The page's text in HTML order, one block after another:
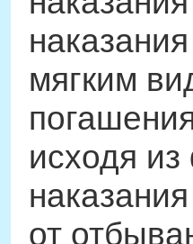
мягким
исходя из
от